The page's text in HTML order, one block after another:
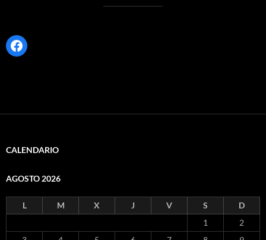
Facebook
CALENDARIO
AGOSTO 2026
L M X J V S
D
1
2